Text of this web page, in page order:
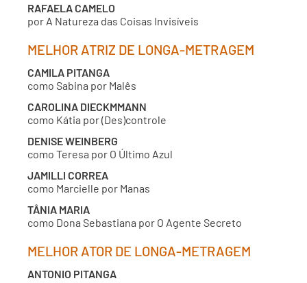
RAFAELA CAMELO
por A Natureza das Coisas Invisíveis
MELHOR ATRIZ DE LONGA-METRAGEM
CAMILA PITANGA
como Sabina por Malês
CAROLINA DIECKMMANN
como Kátia por (Des)controle
DENISE WEINBERG
como Teresa por O Último Azul
JAMILLI CORREA
como Marcielle por Manas
TÂNIA MARIA
como Dona Sebastiana por O Agente Secreto
MELHOR ATOR DE LONGA-METRAGEM
ANTONIO PITANGA